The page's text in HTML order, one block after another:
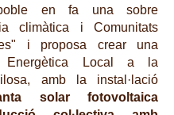
en fa una sobre
climàtica i Comunitats
i proposa crear una
Energètica Local a la
amb la instal·lació
solar fotovoltaica